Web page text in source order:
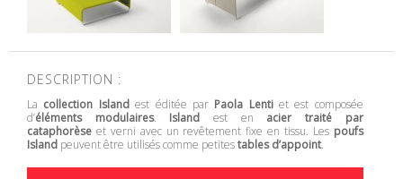
DESCRIPTION :
La collection Islandest éditée par Paola Lentiet est composée
d’éléments modulaires. Island est en acier traité par
cataphorèse et verni avec un revêtement fixe en tissu. Les poufs
Island peuvent être utilisés comme petitestables d’appoint.